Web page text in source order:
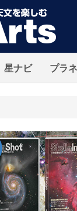
星ナビ プラ